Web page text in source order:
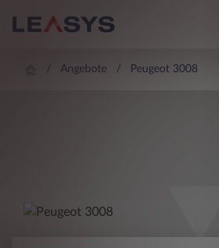
Angebote Peugeot 3008